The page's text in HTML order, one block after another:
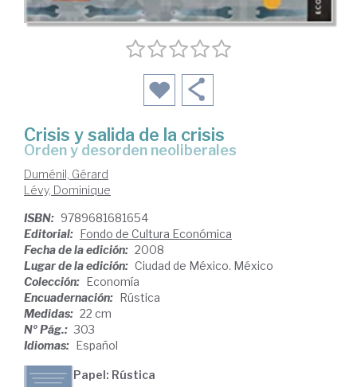
Crisis y salida de la crisis
orden y desorden neoliberales
Duménil, Gérard
Lévy, Dominique
ISBN: 9789681681654
Editorial: Fondo de Cultura Económica
Fecha de la edición: 2008
Lugar de la edición: Ciudad de México. México
Colección: Economía
Encuadernación: Rústica
Medidas: 22 cm
Nº Pág.: 303
Idiomas: Español
Papel: Rústica